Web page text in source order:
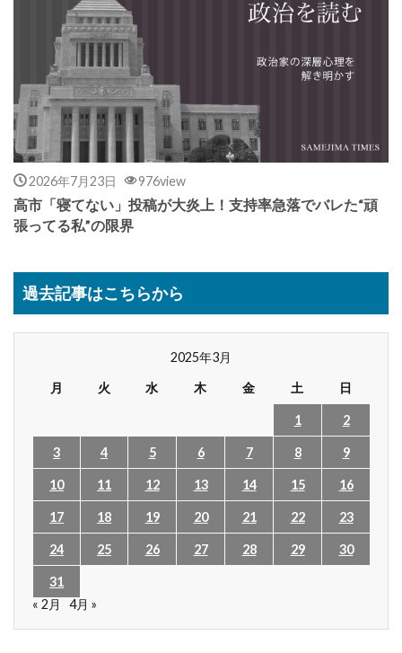
2026年7月23日 976view
高市「寝てない」投稿が大炎上！支持率急落でバレた“頑
張ってる私”の限界
過去記事はこちらから
2025年3月
月
火 水 木 金 土 日
1 2
3 4 5 6 7 8 9
10 11 12 13 14 15 16
17 18 19 20 21 22 23
24 25 26 27 28 29 30
31
« 2月
4月 »